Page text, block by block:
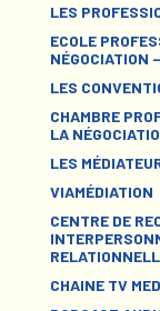
LES
ECOLE
NÉGOCIATION
LES
CHAMBRE
LA
LES
VIAMÉDIATION
CENTRE DE
CHAINE TV